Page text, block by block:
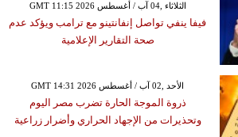
GMT 11:15 2026 الثلاثاء ,04 آب / أغسطس
فيفا ينفي تواصل إنفانتينو مع ترامب ويؤكد عدم
صحة التقارير الإعلامية
GMT 14:31 2026 الأحد ,02 آب / أغسطس
ذروة الموجة الحارة تضرب مصر اليوم
وتحذيرات من الإجهاد الحراري وأضرار زراعية